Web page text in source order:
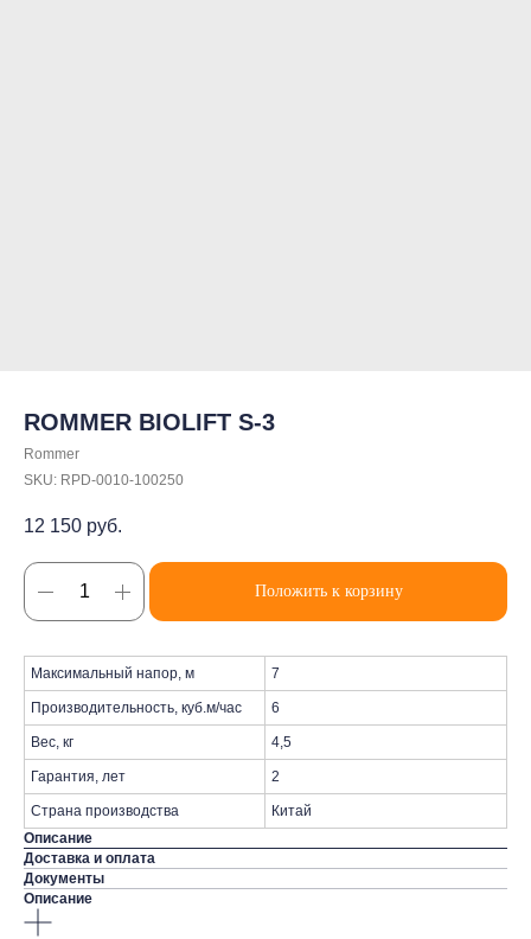
ROMMER BIOLIFT S-3
Rommer
SKU: RPD-0010-100250
12 150 руб.
Положить к корзину
Максимальный напор, м 7
Производительность, куб.м/час 6
Вес, кг 4,5
Гарантия, лет 2
Страна производства
Китай
Описание
Доставка и оплата
Документы
Описание